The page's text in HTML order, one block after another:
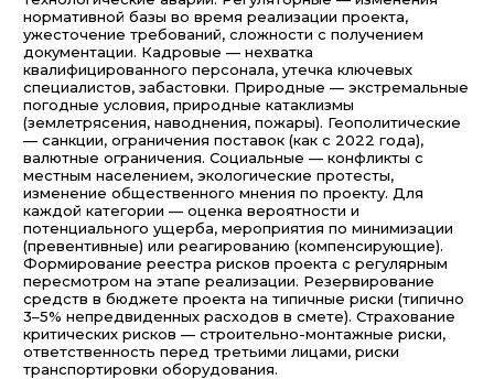
нормативной базы во время реализации проекта,
ужесточение требований, сложности с получением
документации. Кадровые — нехватка
квалифицированного персонала, утечка ключевых
специалистов, забастовки. Природные — экстремальные
погодные условия, природные катаклизмы
(землетрясения, наводнения, пожары). Геополитические
— санкции, ограничения поставок (как с 2022 года),
валютные ограничения. Социальные — конфликты с
местным населением, экологические протесты,
изменение общественного мнения по проекту. Для
каждой категории — оценка вероятности и
потенциального ущерба, мероприятия по минимизации
(превентивные) или реагированию (компенсирующие).
Формирование реестра рисков проекта с регулярным
пересмотром на этапе реализации. Резервирование
средств в бюджете проекта на типичные риски (типично
3–5% непредвиденных расходов в смете). Страхование
критических рисков — строительно-монтажные риски,
ответственность перед третьими лицами, риски
транспортировки оборудования.